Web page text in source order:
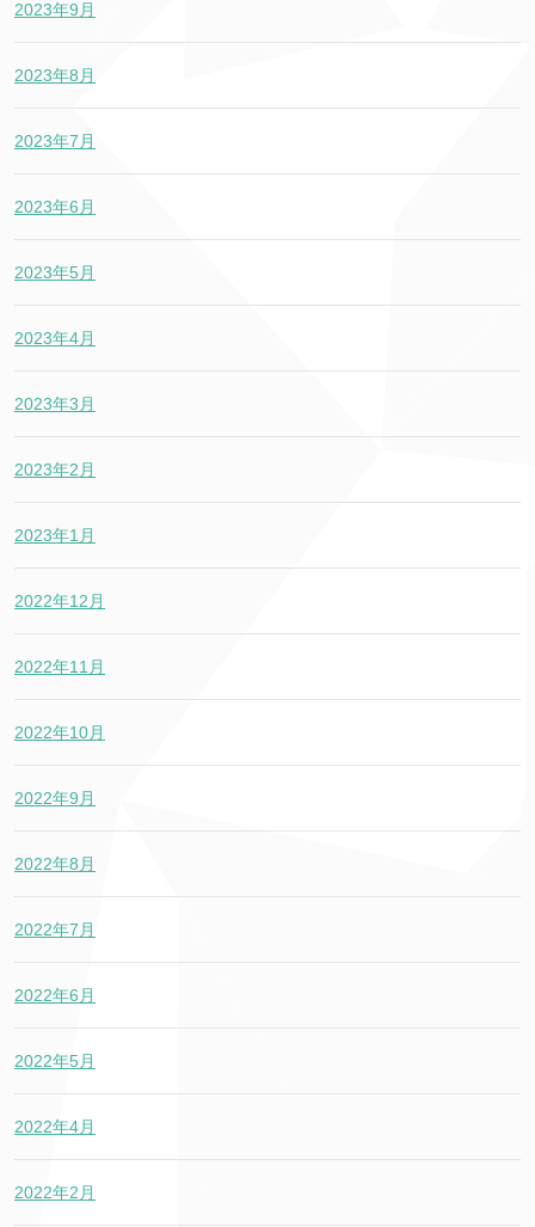
2023年9月
2023年8月
2023年7月
2023年6月
2023年5月
2023年4月
2023年3月
2023年2月
2023年1月
2022年12月
2022年11月
2022年10月
2022年9月
2022年8月
2022年7月
2022年6月
2022年5月
2022年4月
2022年2月